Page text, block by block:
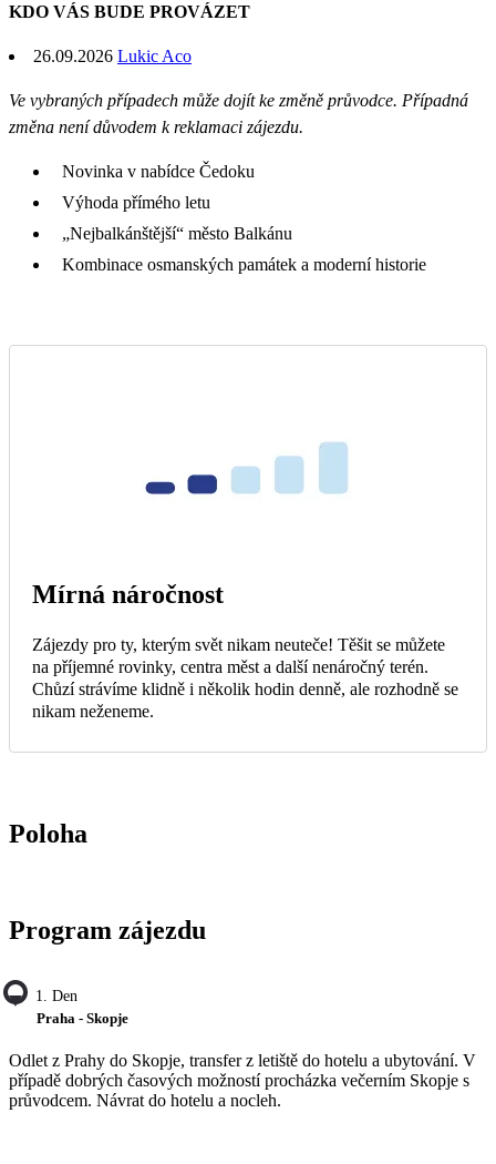
KDO VÁS BUDE PROVÁZET
26.09.2026 Lukic Aco
Ve vybraných případech může dojít ke změně průvodce. Případná
změna není důvodem k reklamaci zájezdu.
Novinka v nabídce Čedoku
Výhoda přímého letu
„Nejbalkánštější“ město Balkánu
Kombinace osmanských památek a moderní historie
Mírná náročnost
Zájezdy pro ty, kterým svět nikam neuteče! Těšit se můžete
na příjemné rovinky, centra měst a další nenáročný terén.
Chůzí strávíme klidně i několik hodin denně, ale rozhodně se
nikam neženeme.
Poloha
Program zájezdu
1. Den
Praha - Skopje
Odlet z Prahy do Skopje, transfer z letiště do hotelu a ubytování. V
případě dobrých časových možností procházka večerním Skopje s
průvodcem. Návrat do hotelu a nocleh.